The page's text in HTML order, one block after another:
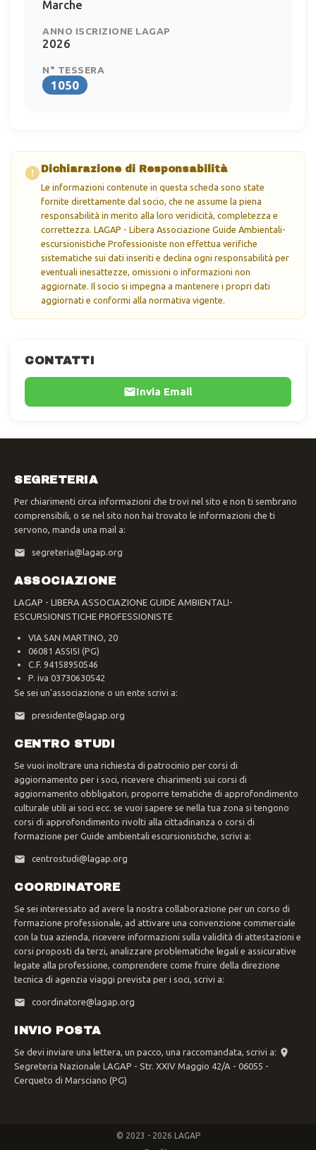
CONTATTI
Invia Email
Marche
ANNO ISCRIZIONE LAGAP
2026
N° TESSERA
1050
Dichiarazione di Responsabilità
Le informazioni contenute in questa scheda sono state
fornite direttamente dal socio, che ne assume la piena
responsabilità in merito alla loro veridicità, completezza e
correttezza. LAGAP - Libera Associazione Guide Ambientali-
escursionistiche Professioniste non effettua verifiche
sistematiche sui dati inseriti e declina ogni responsabilità per
eventuali inesattezze, omissioni o informazioni non
aggiornate. Il socio si impegna a mantenere i propri dati
aggiornati e conformi alla normativa vigente.
SEGRETERIA
Per chiarimenti circa informazioni che trovi nel sito e non ti sembrano
comprensibili, o se nel sito non hai trovato le informazioni che ti
servono, manda una mail a:
segreteria@lagap.org
ASSOCIAZIONE
LAGAP - LIBERA ASSOCIAZIONE GUIDE AMBIENTALI-
ESCURSIONISTICHE PROFESSIONISTE
VIA SAN MARTINO, 20
06081 ASSISI (PG)
C.F. 94158950546
P. iva 03730630542
Se sei un'associazione o un ente scrivi a:
presidente@lagap.org
CENTRO STUDI
Se vuoi inoltrare una richiesta di patrocinio per corsi di
aggiornamento per i soci, ricevere chiarimenti sui corsi di
aggiornamento obbligatori, proporre tematiche di approfondimento
culturale utili ai soci ecc. se vuoi sapere se nella tua zona si tengono
corsi di approfondimento rivolti alla cittadinanza o corsi di
formazione per Guide ambientali escursionistiche, scrivi a:
centrostudi@lagap.org
COORDINATORE
Se sei interessato ad avere la nostra collaborazione per un corso di
formazione professionale, ad attivare una convenzione commerciale
con la tua azienda, ricevere informazioni sulla validità di attestazioni e
corsi proposti da terzi, analizzare problematiche legali e assicurative
legate alla professione, comprendere come fruire della direzione
tecnica di agenzia viaggi prevista per i soci, scrivi a:
coordinatore@lagap.org
INVIO POSTA
Se devi inviare una lettera, un pacco, una raccomandata, scrivi a:
Segreteria Nazionale LAGAP - Str. XXIV Maggio 42/A - 06055 -
Cerqueto di Marsciano (PG)
© 2023 - 2026 LAGAP